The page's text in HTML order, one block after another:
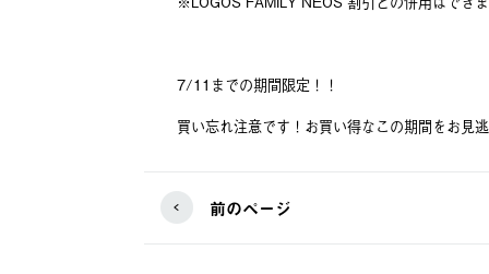
7/11までの期間限定！！
買い忘れ注意です！お買い得なこの期間をお見
前のページ